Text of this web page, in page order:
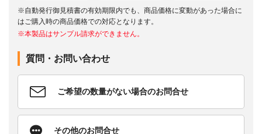
※自動発行御見積書の有効期限内でも、商品価格に変動があった場合に
はご購入時の商品価格での対応となります。
※本製品はサンプル請求ができません。
質問・お問い合わせ
ご希望の数量がない場合のお問合せ
その他のお問合せ